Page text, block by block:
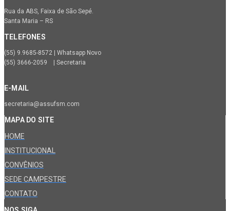
Rua da ABS, Faixa de São Sepé.
Santa Maria – RS
TELEFONES
(55) 9.9685-8572 | Whatsapp Novo
(55) 3666-2059 | Secretaria
E-MAIL
secretaria@assufsm.com
MAPA DO SITE
HOME
INSTITUCIONAL
CONVÊNIOS
SEDE CAMPESTRE
CONTATO